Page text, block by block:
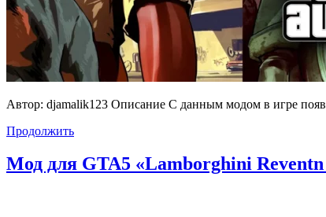
Автор: djamalik123 Описание С данным модом в игре
Продолжить
Мод для GTA5 «Lamborghini